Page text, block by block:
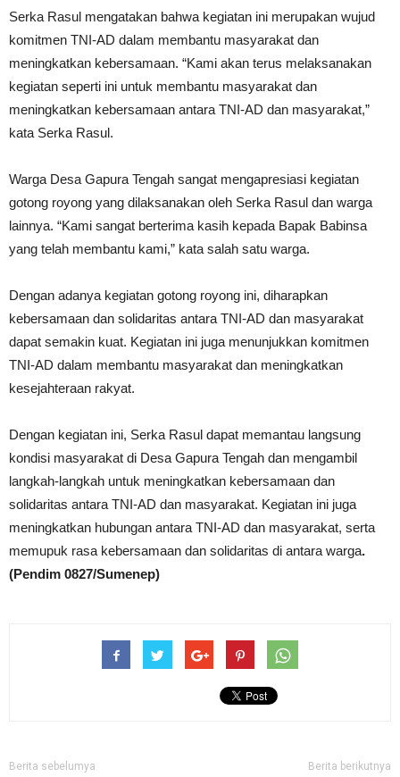
Serka Rasul mengatakan bahwa kegiatan ini merupakan wujud
komitmen TNI-AD dalam membantu masyarakat dan
meningkatkan kebersamaan. “Kami akan terus melaksanakan
kegiatan seperti ini untuk membantu masyarakat dan
meningkatkan kebersamaan antara TNI-AD dan masyarakat,”
kata Serka Rasul.
Warga Desa Gapura Tengah sangat mengapresiasi kegiatan
gotong royong yang dilaksanakan oleh Serka Rasul dan warga
lainnya. “Kami sangat berterima kasih kepada Bapak Babinsa
yang telah membantu kami,” kata salah satu warga.
Dengan adanya kegiatan gotong royong ini, diharapkan
kebersamaan dan solidaritas antara TNI-AD dan masyarakat
dapat semakin kuat. Kegiatan ini juga menunjukkan komitmen
TNI-AD dalam membantu masyarakat dan meningkatkan
kesejahteraan rakyat.
Dengan kegiatan ini, Serka Rasul dapat memantau langsung
kondisi masyarakat di Desa Gapura Tengah dan mengambil
langkah-langkah untuk meningkatkan kebersamaan dan
solidaritas antara TNI-AD dan masyarakat. Kegiatan ini juga
meningkatkan hubungan antara TNI-AD dan masyarakat, serta
memupuk rasa kebersamaan dan solidaritas di antara warga.
(Pendim 0827/Sumenep)
Berita sebelumya Berita berikutnya